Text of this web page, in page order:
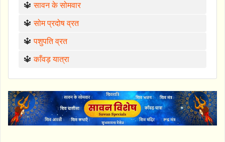
🔱सावन के सोमवार
🔱सोम प्रदोष व्रत
🔱पशुपति व्रत
🔱काँवड़ यात्रा